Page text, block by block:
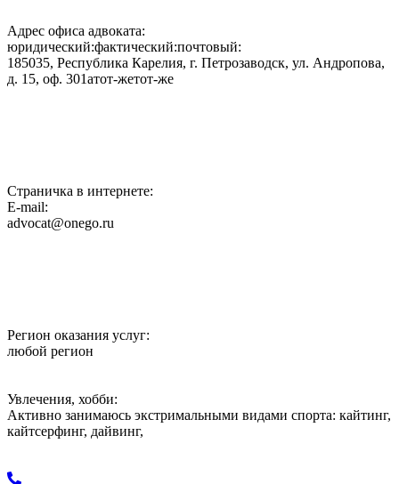
Адрес офиса адвоката:
юридический:фактический:почтовый:
185035, Республика Карелия, г. Петрозаводск, ул. Андропова,
д. 15, оф. 301атот-жетот-же
Страничка в интернете:
E-mail:
advocat@onego.ru
Регион оказания услуг:
любой регион
Увлечения, хобби:
Активно занимаюсь экстримальными видами спорта: кайтинг,
кайтсерфинг, дайвинг,